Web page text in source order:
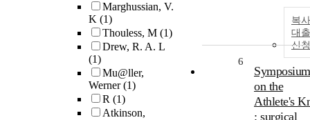
Marghussian, V.
K (1)
Thouless, M (1)
Drew, R. A. L
(1)
Mu@ller,
Werner(1)
R (1)
Atkinson,
복
대출
신청
6
Symposium
on the
Athlete's
: surgical